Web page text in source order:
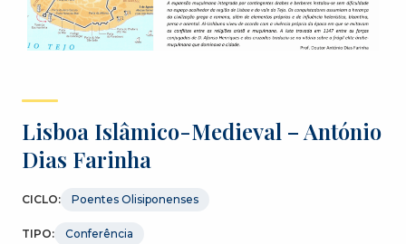
Lisboa Islâmico-Medieval – António
Dias Farinha
CICLO: Poentes Olisiponenses
TIPO: Conferência